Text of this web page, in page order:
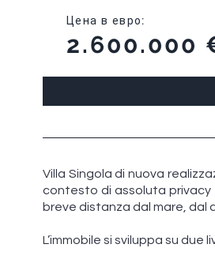
Цена в евро:
2.600.000
Villa Singola di nuova
contesto di assoluta privacy
breve distanza dal mare, dal
L’immobile si sviluppa su